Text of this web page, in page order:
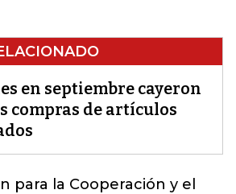
en septiembre cayeron
compras de artículos
para la Cooperación y el